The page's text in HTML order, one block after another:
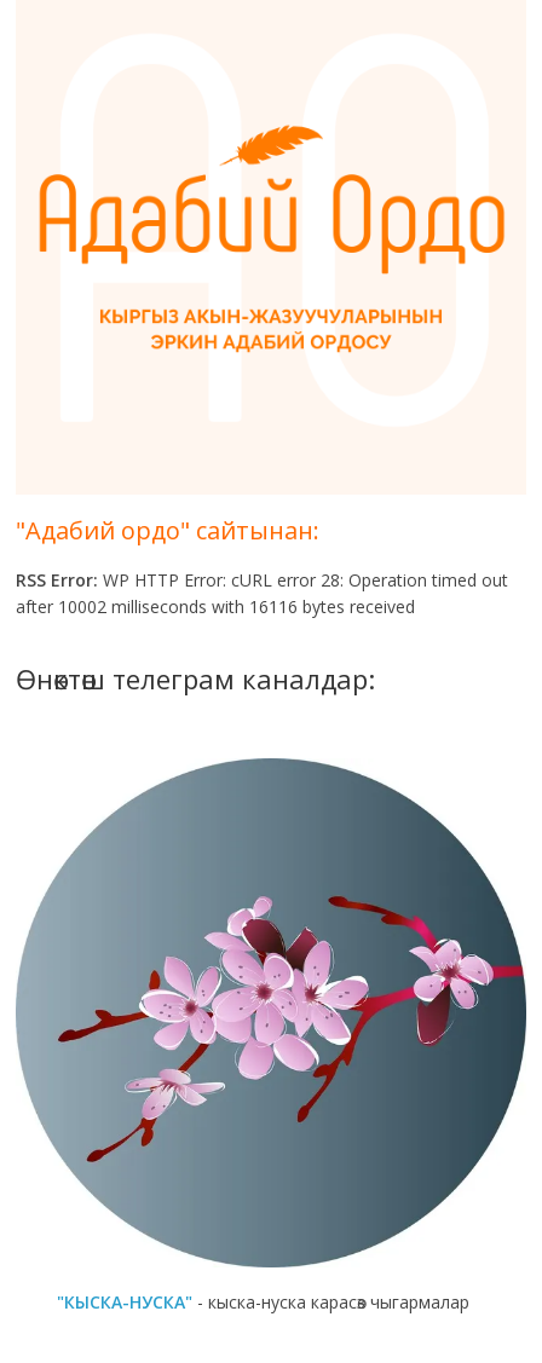
"Адабий ордо" сайтынан:
RSS Error: WP HTTP Error: cURL error 28: Operation timed out
after 10002 milliseconds with 16116 bytes received
Өнөктөш телеграм каналдар:
"КЫСКА-НУСКА" - кыска-нуска карасөз чыгармалар